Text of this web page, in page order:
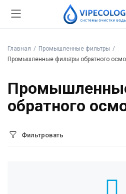
Главная
Промышленные фильтры
Промышленные фильтры обратного
обратного
Фильтровать